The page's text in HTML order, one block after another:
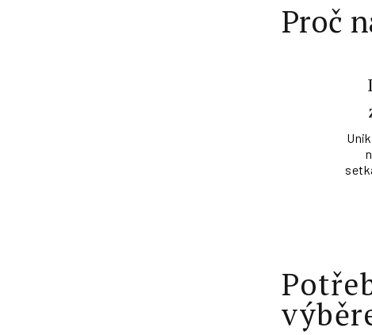
Proč